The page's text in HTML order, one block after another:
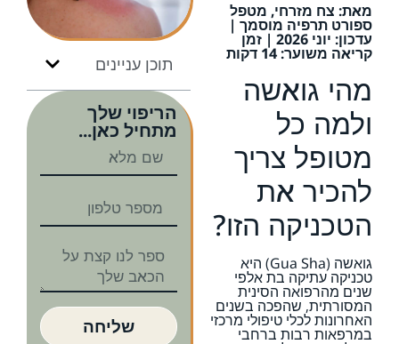
מאת: צח מזרחי, מטפל
ספורט תרפיה מוסמך |
עדכון: יוני 2026 | זמן
קריאה משוער: 14 דקות
מהי גואשה
ולמה כל
מטופל צריך
להכיר את
הטכניקה הזו?
גואשה (Gua Sha) היא
טכניקה עתיקה בת אלפי
שנים מהרפואה הסינית
המסורתית, שהפכה בשנים
האחרונות לכלי טיפולי מרכזי
במרפאות רבות ברחבי
תוכן עניינים
הריפוי שלך
מתחיל כאן...
שליחה